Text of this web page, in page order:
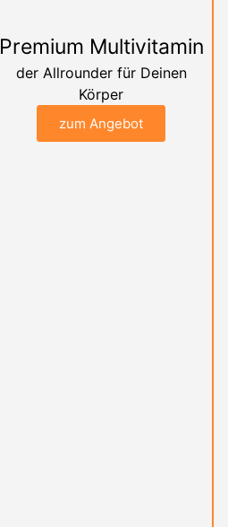
Premium Multivitamin
der Allrounder für Deinen
Körper
zum Angebot